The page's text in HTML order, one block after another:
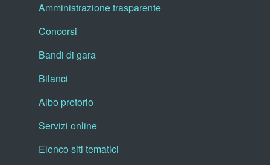
Amministrazione trasparente
Concorsi
Bandi di gara
Bilanci
Albo pretorio
Servizi online
Elenco siti tematici